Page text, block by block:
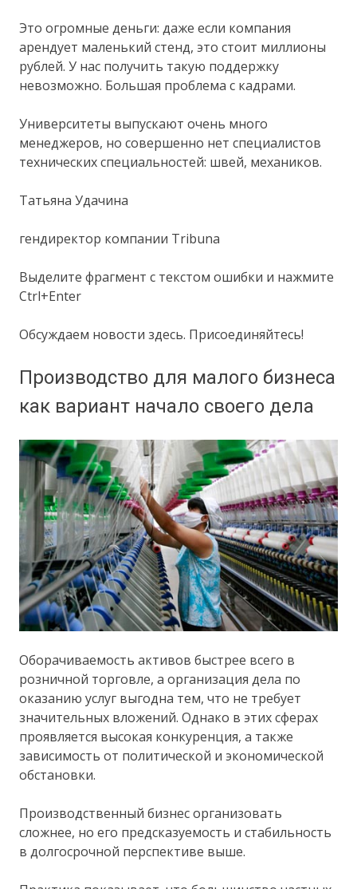
Это огромные деньги: даже если компания
арендует маленький стенд, это стоит миллионы
рублей. У нас получить такую поддержку
невозможно. Большая проблема с кадрами.
Университеты выпускают очень много
менеджеров, но совершенно нет специалистов
технических специальностей: швей, механиков.
Татьяна Удачина
гендиректор компании Tribuna
Выделите фрагмент с текстом ошибки и нажмите
Ctrl+Enter
Обсуждаем новости здесь. Присоединяйтесь!
Производство для малого бизнеса
как вариант начало своего дела
Оборачиваемость активов быстрее всего в
розничной торговле, а организация дела по
оказанию услуг выгодна тем, что не требует
значительных вложений. Однако в этих сферах
проявляется высокая конкуренция, а также
зависимость от политической и экономической
обстановки.
Производственный бизнес организовать
сложнее, но его предсказуемость и стабильность
в долгосрочной перспективе выше.